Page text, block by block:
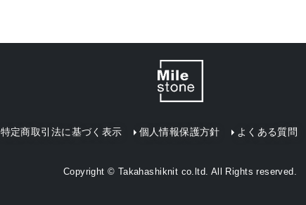
特定商取引法に基づく表示 個人情報保護方針 よくある質問
Copyright © Takahashiknit co.ltd. All Rights reserved.